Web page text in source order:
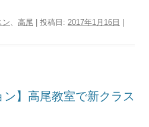
ン、 高尾 | 投稿日: 2017年1月16日
ン】高尾教室で新クラス